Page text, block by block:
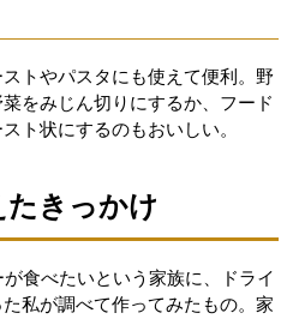
トやパスタにも使えて便利。野
をみじん切りにするか、フード
ト状にするのもおいしい。
きっかけ
食べたいという家族に、ドライ
私が調べて作ってみたもの。家